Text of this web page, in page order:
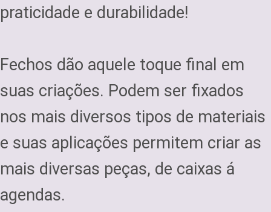
praticidade e durabilidade!
Fechos dão aquele toque final em
suas criações. Podem ser fixados
nos mais diversos tipos de materiais
e suas aplicações permitem criar as
mais diversas peças, de caixas á
agendas.